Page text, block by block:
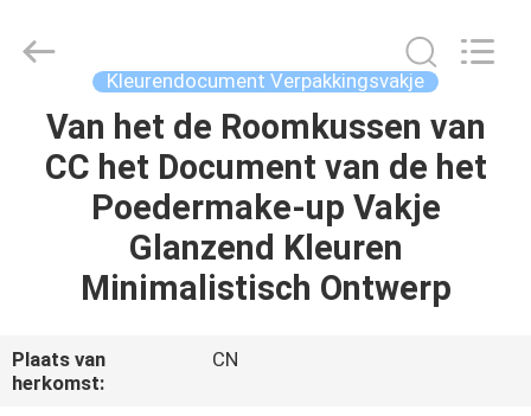
HUIS
PRODUCTEN
OVER
FABRIEKSTOCHT
Elektrische
Tandenborstel
Dongguan
ECER
Kleurendocument Verpakkingsvakje
Van het de Roomkussen van
CC het Document van de het
Poedermake-up Vakje
Glanzend Kleuren
Minimalistisch Ontwerp
Plaats van
herkomst:
CN